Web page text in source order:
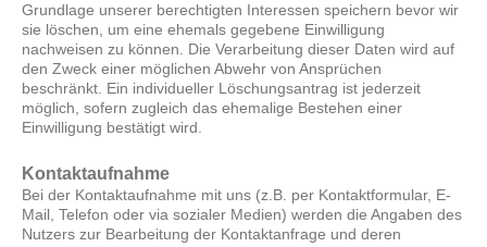
Grundlage unserer berechtigten Interessen speichern bevor wir
sie löschen, um eine ehemals gegebene Einwilligung
nachweisen zu können. Die Verarbeitung dieser Daten wird auf
den Zweck einer möglichen Abwehr von Ansprüchen
beschränkt. Ein individueller Löschungsantrag ist jederzeit
möglich, sofern zugleich das ehemalige Bestehen einer
Einwilligung bestätigt wird.
Kontaktaufnahme
Bei der Kontaktaufnahme mit uns (z.B. per Kontaktformular, E-
Mail, Telefon oder via sozialer Medien) werden die Angaben des
Nutzers zur Bearbeitung der Kontaktanfrage und deren